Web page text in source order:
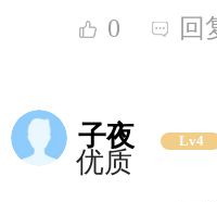
0 回
子夜 Lv4
优质